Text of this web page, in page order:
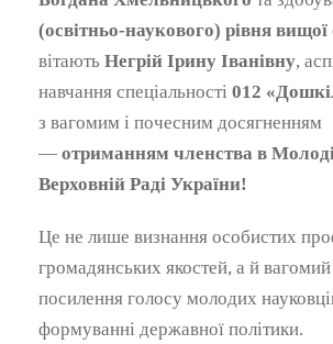
(освітньо-наукового) рівня вищої
вітають Негрій Ірину Іванівну,
навчання спеціальності 012
з вагомим і почесним досягненням
— отриманням членства в
Верховній Раді України!
Це не лише визнання особистих
громадянських якостей, а й
посилення голосу молодих
формуванні державної політики.